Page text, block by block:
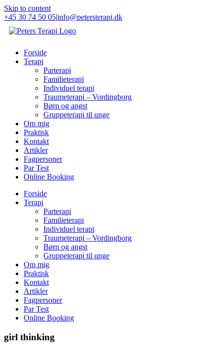
Skip to content
+45 30 74 50 05|info@petersterapi.dk
Forside
Terapi
Parterapi
Familieterapi
Individuel terapi
Traumeterapi – Vordingborg
Børn og angst
Gruppeterapi til unge
Om mig
Praktisk
Kontakt
Artikler
Fagpersoner
Par Test
Online Booking
Forside
Terapi
Parterapi
Familieterapi
Individuel terapi
Traumeterapi – Vordingborg
Børn og angst
Gruppeterapi til unge
Om mig
Praktisk
Kontakt
Artikler
Fagpersoner
Par Test
Online Booking
girl thinking